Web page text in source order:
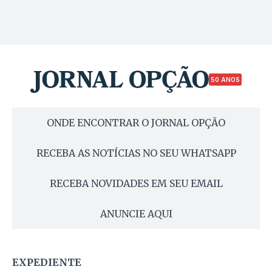
50 ANOS
ONDE ENCONTRAR O JORNAL OPÇÃO
RECEBA AS NOTÍCIAS NO SEU WHATSAPP
RECEBA NOVIDADES EM SEU EMAIL
ANUNCIE AQUI
EXPEDIENTE